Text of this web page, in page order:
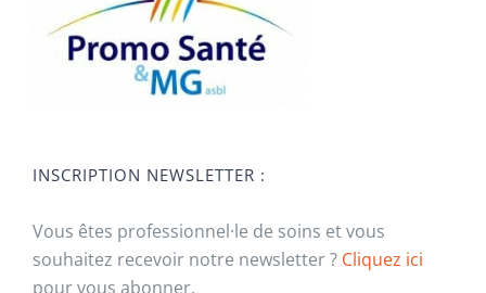
INSCRIPTION NEWSLETTER :
Vous êtes professionnel·le de soins et vous
souhaitez recevoir notre newsletter ? Cliquez ici
pour vous abonner.